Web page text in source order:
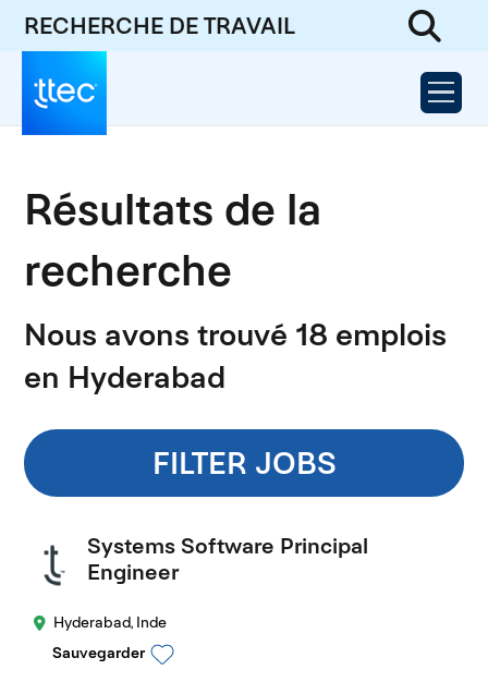
RECHERCHE DE TRAVAIL
Résultats de la
recherche
Nous avons trouvé 18 emplois
en Hyderabad
FILTER JOBS
Systems Software Principal
Engineer
Hyderabad, Inde
Sauvegarder